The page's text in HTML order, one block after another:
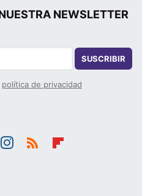
NEWSLETTER
SUSCRIBIR
política de privacidad